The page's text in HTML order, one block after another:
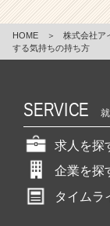
HOME ＞ 株式会社ア
する気持ちの持ち方
SERVICE
求人を探
企業を探
タイムラ